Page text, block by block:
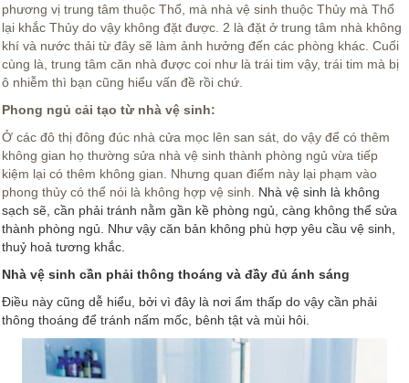
phương vị trung tâm thuộc Thổ, mà nhà vệ sinh thuộc Thủy mà Thổ
lại khắc Thủy do vậy không đặt được. 2 là đặt ở trung tâm nhà không
khí và nước thải từ đây sẽ làm ảnh hưởng đến các phòng khác. Cuối
cùng là, trung tâm căn nhà được coi như là trái tim vậy, trái tim mà bị
ô nhiễm thì bạn cũng hiểu vấn đề rồi chứ.
Phong ngủ cải tạo từ nhà vệ sinh:
Ở các đô thị đông đúc nhà cửa mọc lên san sát, do vậy để có thêm
không gian họ thường sửa nhà vệ sinh thành phòng ngủ vừa tiếp
kiệm lại có thêm không gian. Nhưng quan điểm này lại phạm vào
phong thủy có thể nói là không hợp vệ sinh. Nhà vệ sinh là không
sạch sẽ, cần phải tránh nằm gần kề phòng ngủ, càng không thể sửa
thành phòng ngủ. Như vậy căn bản không phù hợp yêu cầu vệ sinh,
thuỷ hoả tương khắc.
Nhà vệ sinh cần phải thông thoáng và đầy đủ ánh sáng
Điều này cũng dễ hiểu, bởi vì đây là nơi ẩm thấp do vậy cần phải
thông thoáng để tránh nấm mốc, bênh tật và mùi hôi.